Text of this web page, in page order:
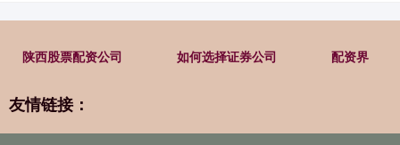
陕西股票配资公司 如何选择证券公司 配资界
友情链接：